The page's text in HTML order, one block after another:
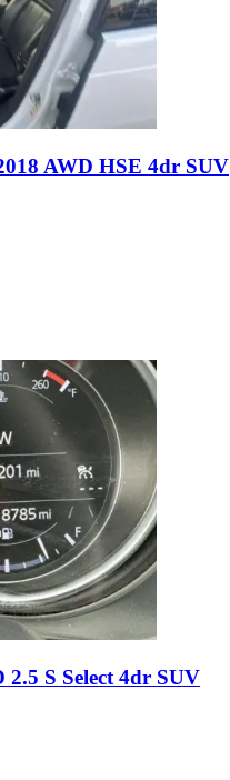
AWD HSE 4dr SUV
S Select 4dr SUV